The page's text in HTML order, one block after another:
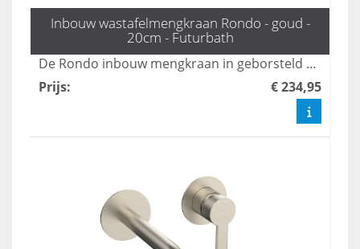
Inbouw wastafelmengkraan Rondo - goud -
20cm - Futurbath
De Rondo inbouw mengkraan in geborsteld mat goud voegt een luxe uitstraling toe aan uw badkamer. Met een praktische uitloop van 20 cm combineert deze kraan elegant design met optimale functionaliteit, perfect voor een moderne badkamerinrichting. Upgrade uw ruimte met deze stijlvolle en duurzame kraan.
Prijs: € 234,95